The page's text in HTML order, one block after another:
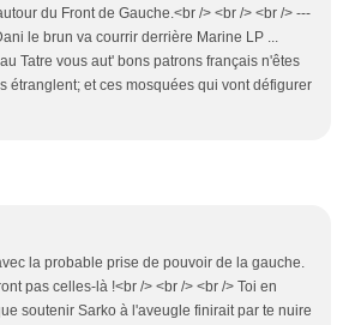
du Front de Gauche.<br /> <br /> <br /> ---
le brun va courrir derrière Marine LP ...
Tatre vous aut' bons patrons français n'êtes
étranglent; et ces mosquées qui vont défigurer
la probable prise de pouvoir de la gauche.
pas celles-là !<br /> <br /> <br /> Toi en
soutenir Sarko à l'aveugle finirait par te nuire